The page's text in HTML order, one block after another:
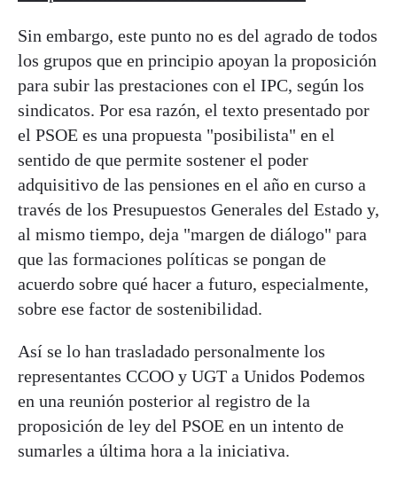
Sin embargo, este punto no es del agrado de todos
los grupos que en principio apoyan la proposición
para subir las prestaciones con el IPC, según los
sindicatos. Por esa razón, el texto presentado por
el PSOE es una propuesta "posibilista" en el
sentido de que permite sostener el poder
adquisitivo de las pensiones en el año en curso a
través de los Presupuestos Generales del Estado y,
al mismo tiempo, deja "margen de diálogo" para
que las formaciones políticas se pongan de
acuerdo sobre qué hacer a futuro, especialmente,
sobre ese factor de sostenibilidad.
Así se lo han trasladado personalmente los
representantes CCOO y UGT a Unidos Podemos
en una reunión posterior al registro de la
proposición de ley del PSOE en un intento de
sumarles a última hora a la iniciativa.